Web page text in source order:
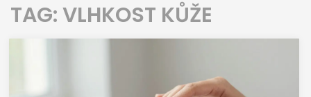
TAG: VLHKOST KŮŽE